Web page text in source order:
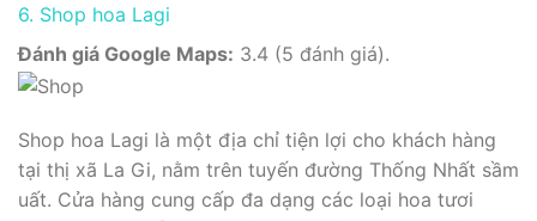
6. Shop hoa Lagi
Đánh giá Google Maps: 3.4 (5 đánh giá).
Shop hoa Lagi là một địa chỉ tiện lợi cho khách hàng
tại thị xã La Gi, nằm trên tuyến đường Thống Nhất sầm
uất. Cửa hàng cung cấp đa dạng các loại hoa tươi